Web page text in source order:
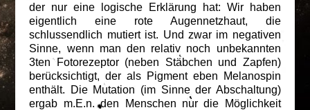
der nur eine logische Erklärung hat: Wir haben
eigentlich eine rote Augennetzhaut, die
schlussendlich mutiert ist. Und zwar im negativen
Sinne, wenn man den relativ noch unbekannten
3ten Fotorezeptor (neben Stäbchen und Zapfen)
berücksichtigt, der als Pigment eben Melanospin
enthält. Die Mutation (im Sinne der Abschaltung)
ergab m.E.n. den Menschen nur die Möglichkeit